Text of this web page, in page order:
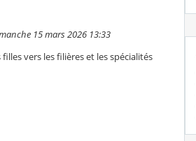
15 mars 2026 13:33
vers les filières et les spécialités